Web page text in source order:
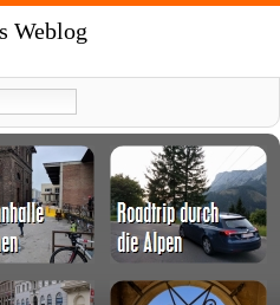
Weblog